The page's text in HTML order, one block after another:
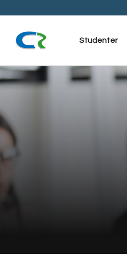
innehåll
Studenter